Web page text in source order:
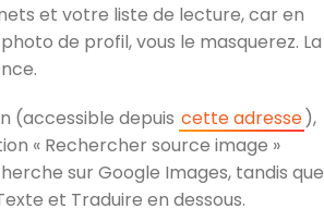
et votre liste de lecture, car en
de profil, vous le masquerez. La
(accessible depuis cette adresse),
« Rechercher source image »
sur Google Images, tandis que
et Traduire en dessous.